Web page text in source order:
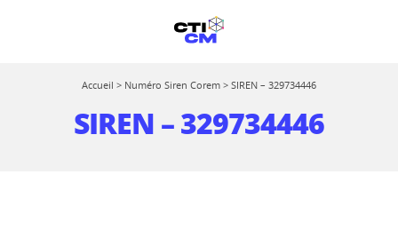
Accueil > Numéro Siren Corem > SIREN – 329734446
SIREN – 329734446